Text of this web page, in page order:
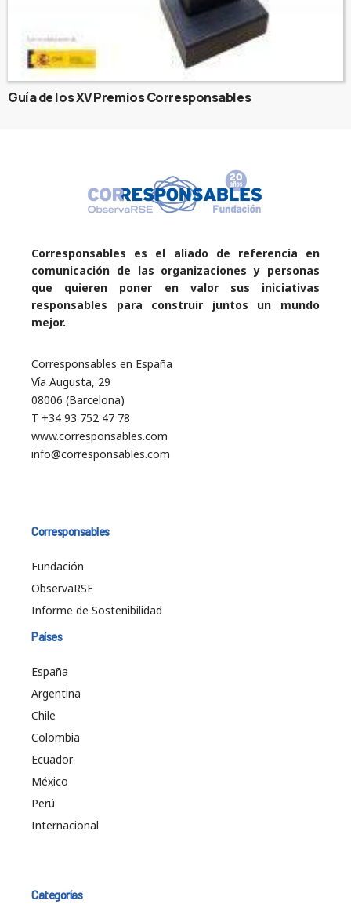
Guía de los XV Premios Corresponsables
Corresponsables es el aliado de referencia en
comunicación de las organizaciones y personas
que quieren poner en valor sus iniciativas
responsables para construir juntos un mundo
mejor.
Corresponsables en España
Vía Augusta, 29
08006 (Barcelona)
T +34 93 752 47 78
www.corresponsables.com
info@corresponsables.com
Corresponsables
Fundación
ObservaRSE
Informe de Sostenibilidad
Países
España
Argentina
Chile
Colombia
Ecuador
México
Perú
Internacional
Categorías